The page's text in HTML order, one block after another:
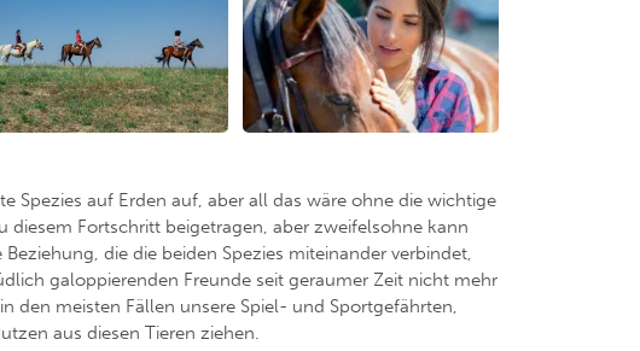
auf Erden auf, aber all das wäre ohne die wichtige
Fortschritt beigetragen, aber zweifelsohne kann
Beziehung, die die beiden Spezies miteinander verbindet,
galoppierenden Freunde seit geraumer Zeit nicht mehr
den meisten Fällen unsere Spiel- und Sportgefährten,
aus diesen Tieren ziehen.